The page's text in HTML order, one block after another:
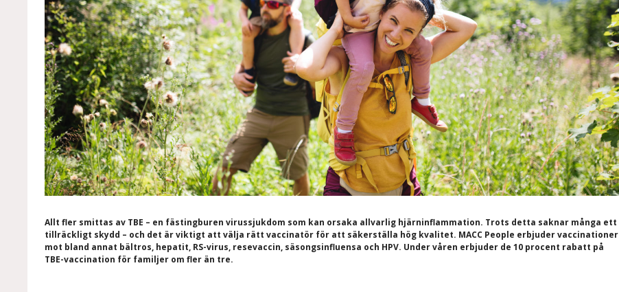
Allt fler smittas av TBE – en fästingburen virussjukdom som kan orsaka allvarlig hjärninflammation. Trots detta saknar många ett
tillräckligt skydd – och det är viktigt att välja rätt vaccinatör för att säkerställa hög kvalitet. MACC People erbjuder vaccinationer
mot bland annat bältros, hepatit, RS-virus, resevaccin, säsongsinfluensa och HPV. Under våren erbjuder de 10 procent rabatt på
TBE-vaccination för familjer om fler än tre.